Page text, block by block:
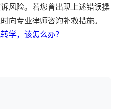
风险。若您曾出现上述错误操
向专业律师咨询补救措施。
学，该怎么办？